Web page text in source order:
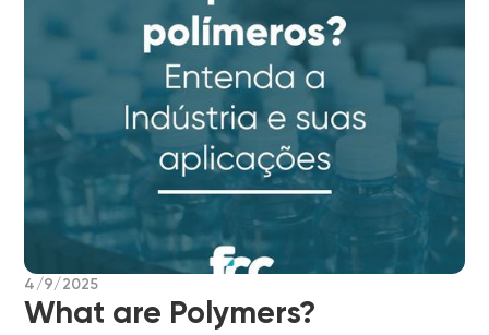
4/9/2025
What are Polymers?